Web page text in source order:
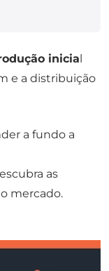
inicial
e a distribuição
a fundo a
as
mercado.